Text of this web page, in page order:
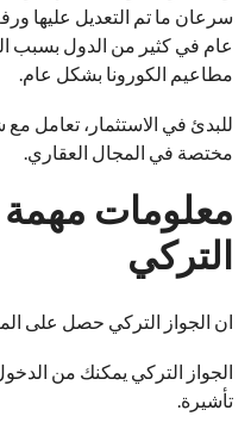
سرعان ما تم التعديل عليها
عام في كثير من الدول بسبب
مطاعيم الكورونا بشكل عام.
للبدئ في الاستثمار، تعامل
مختصة في المجال العقاري.
معلومات مهمة
التركي
ان الجواز التركي حصل على المرتبة ال
تأشيرة.